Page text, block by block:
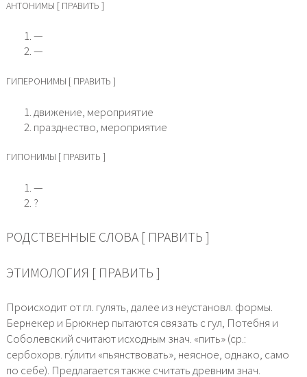
АНТОНИМЫ [ ПРАВИТЬ ]
—
—
ГИПЕРОНИМЫ [ ПРАВИТЬ ]
движение, мероприятие
празднество, мероприятие
ГИПОНИМЫ [ ПРАВИТЬ ]
—
?
РОДСТВЕННЫЕ СЛОВА [ ПРАВИТЬ ]
ЭТИМОЛОГИЯ [ ПРАВИТЬ ]
Происходит от гл. гулять, далее из неустановл. формы.
Бернекер и Брюкнер пытаются связать с гул, Потебня и
Соболевский считают исходным знач. «пить» (ср.:
сербохорв. гу́лити «пьянствовать», неясное, однако, само
по себе). Предлагается также считать древним знач.